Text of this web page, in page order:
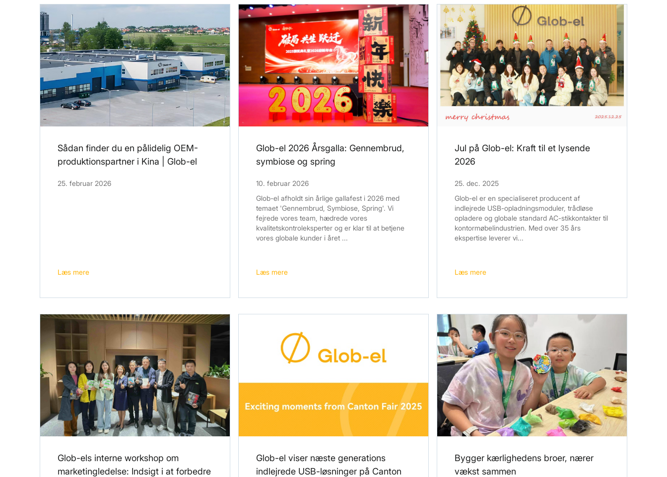
Sådan finder du en pålidelig OEM-
produktionspartner i Kina | Glob-el
25. februar 2026
Læs mere
Glob-el 2026 Årsgalla: Gennembrud,
symbiose og spring
10. februar 2026
Glob-el afholdt sin årlige gallafest i 2026 med
temaet 'Gennembrud, Symbiose, Spring'. Vi
fejrede vores team, hædrede vores
kvalitetskontroleksperter og er klar til at betjene
vores globale kunder i året ...
Læs mere
Jul på Glob-el: Kraft til et lysende
2026
25. dec. 2025
Glob-el er en specialiseret producent af
indlejrede USB-opladningsmoduler, trådløse
opladere og globale standard AC-stikkontakter til
kontormøbelindustrien. Med over 35 års
ekspertise leverer vi...
Læs mere
Glob-els interne workshop om
marketingledelse: Indsigt i at forbedre
Glob-el viser næste generations
indlejrede USB-løsninger på Canton
Bygger kærlighedens broer, nærer
vækst sammen